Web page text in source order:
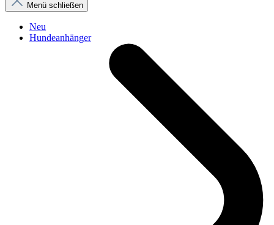
Menü schließen
Neu
Hundeanhänger